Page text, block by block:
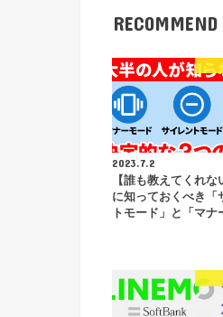
RECOMMEND
2023.7.2
【誰も教えてくれな
に知っておくべき「
トモード」と「マ